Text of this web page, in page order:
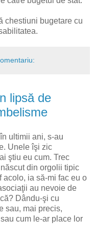
chestiuni bugetare cu
lipsă de
ultimii ani, s-au
Unele îşi zic
ştiu eu cum. Trec
din orgolii tipic
acolo, ia să-mi fac eu o
au nevoie de
Dându-şi cu
sau, mai precis,
cum le-ar place lor